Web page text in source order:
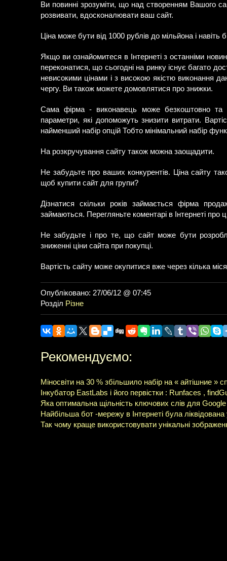
Ви повинні зрозуміти, що над створенням Вашого
розвивати, вдосконалювати ваш сайт.
Ціна може бути від 1000 рублів до мільйона і навіть
Якщо ви ознайомитеся в Інтернеті з останніми
переконатися, що сьогодні на ринку існує багато
невисокими цінами і з високою якістю виконання
чергу. Ви також можете домовлятися про знижки.
Сама фірма - виконавець може безкоштовно та
параметри, які допоможуть знизити витрати.
найменший набір опцій Тобто мінімальний набір
На розкручування сайту також можна заощадити.
Не забудьте про ваших конкурентів. Ціна сайту
щоб купити сайт для групи?
Дізнатися скільки років займається фірма
займаються. Перегляньте коментарі в Інтернеті про
Не забудьте і про те, що сайт може бути
зниженні ціни сайта при покупці.
Вартість сайту може окупитися вже через кілька
Опубліковано: 27/06/12 @ 07:45
Розділ Різне
Рекомендуємо:
Міносвіти на 30 % збільшило набір на « айтішние »
Інкубатор EastLabs і його первістки : Runfaces ,
Яка оптимальна щільність ключових слів для
Найбільша бот -мережу в Інтернеті була
Так чому краще використовувати унікальні